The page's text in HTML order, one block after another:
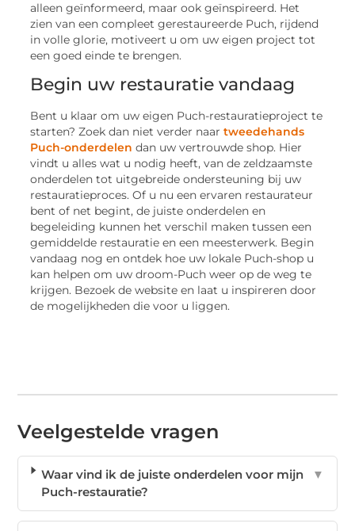
alleen geïnformeerd, maar ook geïnspireerd. Het
zien van een compleet gerestaureerde Puch, rijdend
in volle glorie, motiveert u om uw eigen project tot
een goed einde te brengen.
Begin uw restauratie vandaag
Bent u klaar om uw eigen Puch-restauratieproject te
starten? Zoek dan niet verder naartweedehands
Puch-onderdelen dan uw vertrouwde shop. Hier
vindt u alles wat u nodig heeft, van de zeldzaamste
onderdelen tot uitgebreide ondersteuning bij uw
restauratieproces. Of u nu een ervaren restaurateur
bent of net begint, de juiste onderdelen en
begeleiding kunnen het verschil maken tussen een
gemiddelde restauratie en een meesterwerk. Begin
vandaag nog en ontdek hoe uw lokale Puch-shop u
kan helpen om uw droom-Puch weer op de weg te
krijgen. Bezoek de website en laat u inspireren door
de mogelijkheden die voor u liggen.
Veelgestelde vragen
Waar vind ik de juiste onderdelen voor mijn
Puch-restauratie?
▼